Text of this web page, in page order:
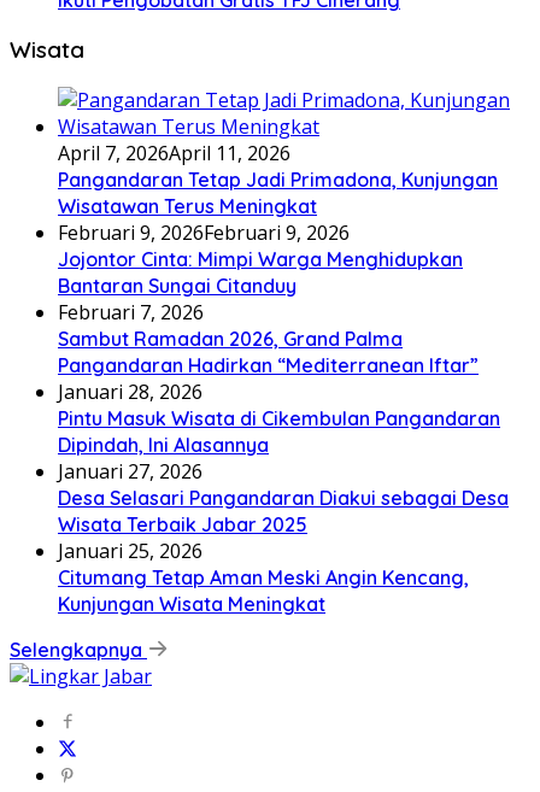
Wisata
April 7, 2026April 11, 2026
Pangandaran Tetap Jadi Primadona, Kunjungan
Wisatawan Terus Meningkat
Februari 9, 2026Februari 9, 2026
Jojontor Cinta: Mimpi Warga Menghidupkan
Bantaran Sungai Citanduy
Februari 7, 2026
Sambut Ramadan 2026, Grand Palma
Pangandaran Hadirkan “Mediterranean Iftar”
Januari 28, 2026
Pintu Masuk Wisata di Cikembulan Pangandaran
Dipindah, Ini Alasannya
Januari 27, 2026
Desa Selasari Pangandaran Diakui sebagai Desa
Wisata Terbaik Jabar 2025
Januari 25, 2026
Citumang Tetap Aman Meski Angin Kencang,
Kunjungan Wisata Meningkat
Selengkapnya